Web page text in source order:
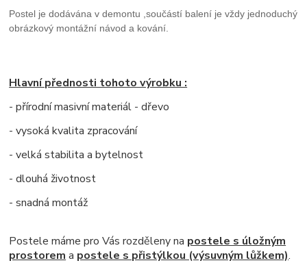
Postel je dodávána v demontu ,součástí balení je vždy jednoduchý
obrázkový montážní návod a kování.
Hlavní přednosti tohoto výrobku :
- přírodní masivní materiál - dřevo
- vysoká kvalita zpracování
- velká stabilita a bytelnost
- dlouhá životnost
- snadná montáž
Postele máme pro Vás rozděleny na postele s úložným
prostorem a postele s přistýlkou (výsuvným lůžkem).